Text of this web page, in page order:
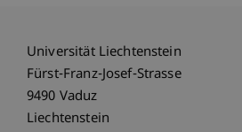
Universität Liechtenstein
Fürst-Franz-Josef-Strasse
9490 Vaduz
Liechtenstein